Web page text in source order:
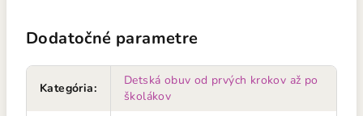
Dodatočné parametre
Kategória:
Detská obuv od prvých krokov až po
školákov